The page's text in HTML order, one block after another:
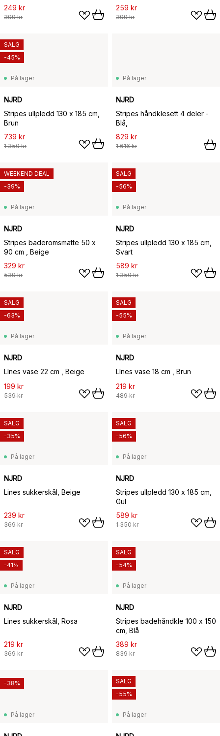
249 kr
399 kr
259 kr
399 kr
På lager
NJRD
Stripes ullpledd 130 x 185 cm,
Brun
739 kr
1 350 kr
SALG
-45%
På lager
NJRD
Stripes håndklesett 4 deler -
Blå,
829 kr
1 616 kr
På lager
NJRD
Stripes baderomsmatte 50 x
90 cm , Beige
329 kr
539 kr
WEEKEND DEAL
-39%
På lager
NJRD
Stripes ullpledd 130 x 185 cm,
Svart
589 kr
1 350 kr
SALG
-56%
På lager
NJRD
LInes vase 22 cm , Beige
199 kr
539 kr
SALG
-63%
På lager
NJRD
LInes vase 18 cm , Brun
219 kr
489 kr
SALG
-55%
På lager
NJRD
Lines sukkerskål, Beige
239 kr
369 kr
SALG
-35%
På lager
NJRD
Stripes ullpledd 130 x 185 cm,
Gul
589 kr
1 350 kr
SALG
-56%
På lager
NJRD
Lines sukkerskål, Rosa
219 kr
369 kr
SALG
-41%
På lager
NJRD
Stripes badehåndkle 100 x 150
cm, Blå
389 kr
839 kr
SALG
-54%
På lager
-38%
På lager
SALG
-55%